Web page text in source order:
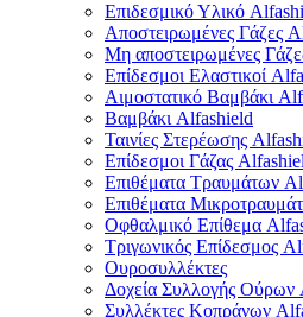
Επιδεσμικό Υλικό
Αποστειρωμένες Γάζες
Μη αποστειρωμένες
Επίδεσμοι Ελαστικοί
Αιμοστατικό Βαμβάκι
Βαμβάκι Alfashield
Ταινίες Στερέωσης
Επίδεσμοι Γάζας
Επιθέματα Τραυμάτων
Επιθέματα
Οφθαλμικό Eπίθεμα
Τριγωνικός Επίδεσμος
Ουροσυλλέκτες
Δοχεία Συλλογής Ούρων
Συλλέκτες Κοπράνων